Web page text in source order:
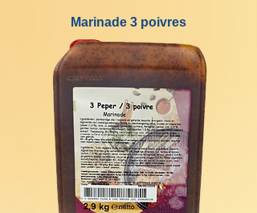
Marinade 3 poivres